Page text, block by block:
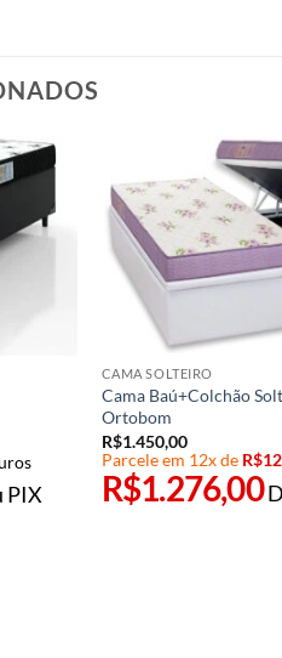
PIX
CAMA SOLTEIRO
Cama Baú+Colchão
Ortobom
R$1.450,00
Parcele em 12x de R$
R$1.276,00